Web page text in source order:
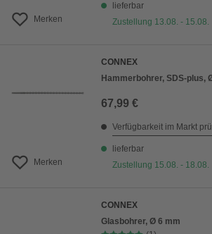
Merken
lieferbar
Zustellung 13.08. - 15.08.
Merken
CONNEX
Hammerbohrer, SDS-plus,
67,99 €
Verfügbarkeit im Markt
lieferbar
Zustellung 15.08. - 18.08.
CONNEX
Glasbohrer, Ø 6 mm